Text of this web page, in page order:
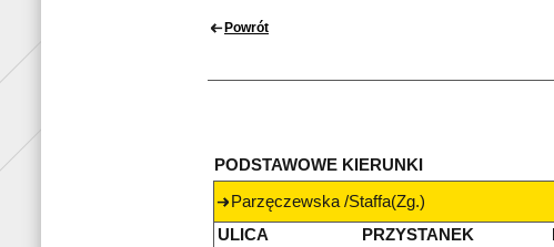
Powrót
PODSTAWOWE KIERUNKI
Parzęczewska /Staffa(Zg.)
ULICA
PRZYSTANEK